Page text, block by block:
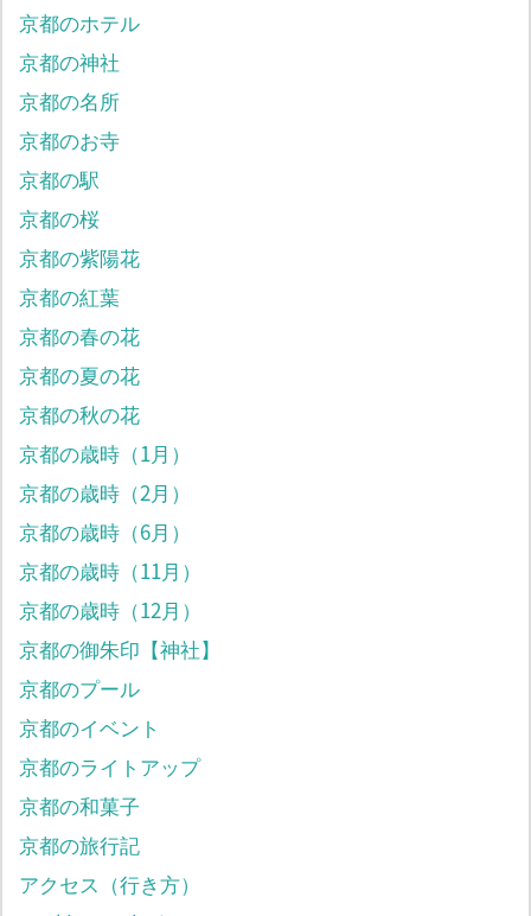
京都のホテル
京都の神社
京都の名所
京都のお寺
京都の駅
京都の桜
京都の紫陽花
京都の紅葉
京都の春の花
京都の夏の花
京都の秋の花
京都の歳時（1月）
京都の歳時（2月）
京都の歳時（6月）
京都の歳時（11月）
京都の歳時（12月）
京都の御朱印【神社】
京都のプール
京都のイベント
京都のライトアップ
京都の和菓子
京都の旅行記
アクセス（行き方）